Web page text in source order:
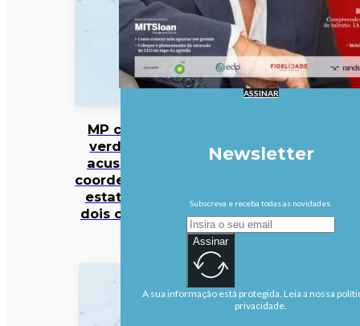
MP cabo-
verdiano
acusa ex-
coordenador
estatal de
dois crimes
ASSINAR
Newsletter
Subscreva e receba todas as novidades.
Assinar
A sua informação está protegida. Leia a nossa
privacidade.